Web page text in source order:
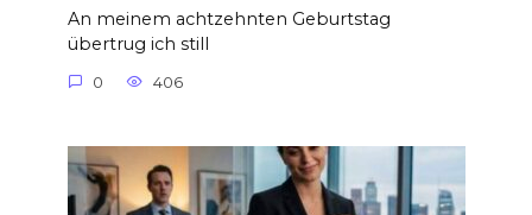
An meinem achtzehnten Geburtstag
übertrug ich still
0 406